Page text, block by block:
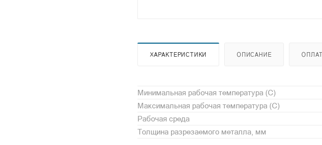
ХАРАКТЕРИСТИКИ ОПИСАНИЕ
Минимальная рабочая температура (С)
Максимальная рабочая температура (С)
Рабочая среда
Толщина разрезаемого металла, мм